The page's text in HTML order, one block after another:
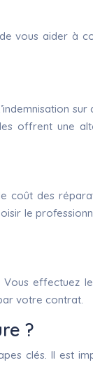
vous aider à
offrent une
des
le
votre contrat.
?
clés. Il